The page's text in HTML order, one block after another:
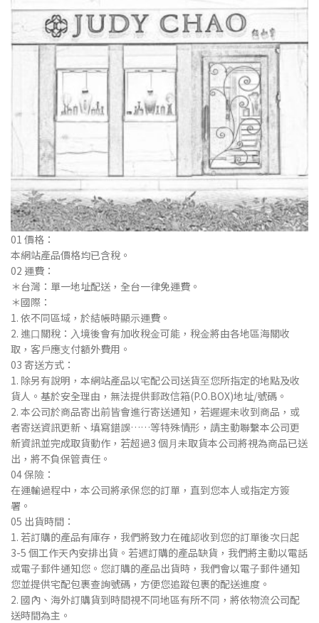
01 價格：
本網站產品價格均已含稅。
02 運費：
＊台灣：單⼀地址配送，全台⼀律免運費。
＊國際：
1. 依不同區域，於結帳時顯⽰運費。
2. 進⼝關稅：⼊境後會有加收稅⾦可能，稅⾦將由各地區海關收
取，客⼾應⽀付額外費⽤。
03 寄送⽅式：
1. 除另有說明，本網站產品以宅配公司送貨⾄您所指定的地點及收
貨⼈。基於安全理由，無法提供郵政信箱(P.O.BOX)地址/號碼。
2. 本公司於商品寄出前皆會進⾏寄送通知，若遲遲未收到商品，或
者寄送資訊更新、填寫錯誤……等特殊情形，請主動聯繫本公司更
新資訊並完成取貨動作，若超過3 個⽉未取貨本公司將視為商品已送
出，將不負保管責任。
04 保險：
在運輸過程中，本公司將承保您的訂單，直到您本⼈或指定⽅簽
署。
05 出貨時間：
1. 若訂購的產品有庫存，我們將致⼒在確認收到您的訂單後次⽇起
3-5 個⼯作天內安排出貨。若遇訂購的產品缺貨，我們將主動以電話
或電⼦郵件通知您。您訂購的產品出貨時，我們會以電⼦郵件通知
您並提供宅配包裹查詢號碼，⽅便您追蹤包裹的配送進度。
2. 國內、海外訂購貨到時間視不同地區有所不同，將依物流公司配
送時間為主。